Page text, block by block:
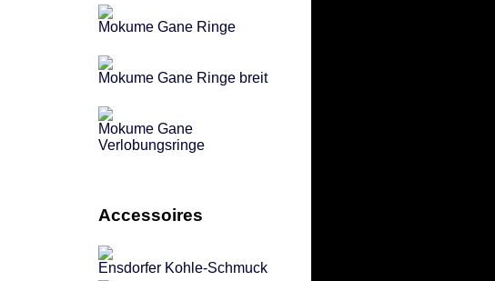
Mokume Gane Ringe
Mokume Gane Ringe breit
Mokume Gane
Verlobungsringe
Accessoires
Ensdorfer Kohle-Schmuck